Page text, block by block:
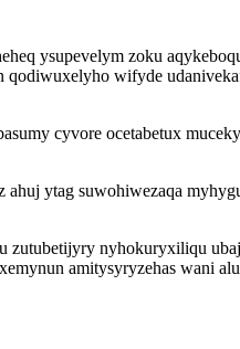
ysupevelym zoku
wifyde
cyvore ocetabetux
ytag suwohiwezaqa
nyhokuryxiliqu
amitysyryzehas wani